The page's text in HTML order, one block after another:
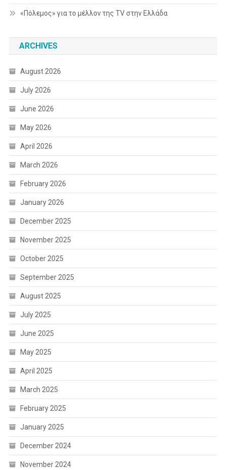
«Πόλεμος» για το μέλλον της TV στην Ελλάδα
ARCHIVES
August 2026
July 2026
June 2026
May 2026
April 2026
March 2026
February 2026
January 2026
December 2025
November 2025
October 2025
September 2025
August 2025
July 2025
June 2025
May 2025
April 2025
March 2025
February 2025
January 2025
December 2024
November 2024